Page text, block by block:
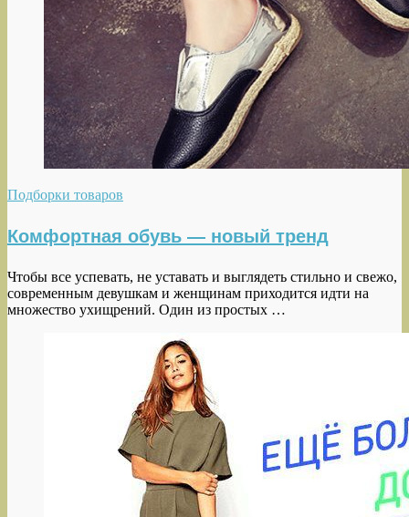
Подборки товаров
Комфортная обувь — новый тренд
Чтобы все успевать, не уставать и выглядеть стильно и свежо,
современным девушкам и женщинам приходится идти на
множество ухищрений. Один из простых …